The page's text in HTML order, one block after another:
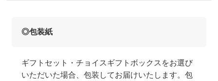
◎包装紙
ギフトセット・チョイスギフトボックスをお選び
いただいた場合、包装してお届けいたします。包